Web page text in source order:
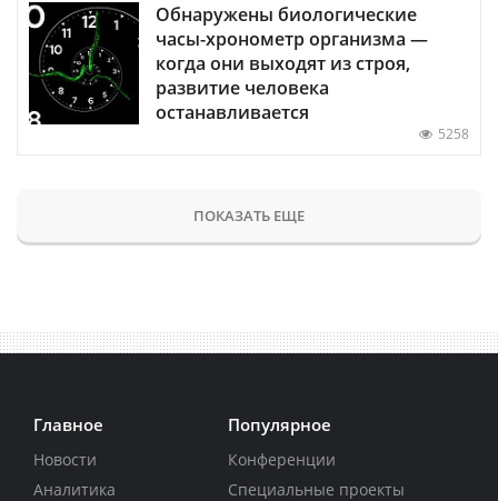
Обнаружены биологические
часы-хронометр организма —
когда они выходят из строя,
развитие человека
останавливается
5258
ПОКАЗАТЬ ЕЩЕ
Главное
Новости
Аналитика
Популярное
Конференции
Специальные проекты